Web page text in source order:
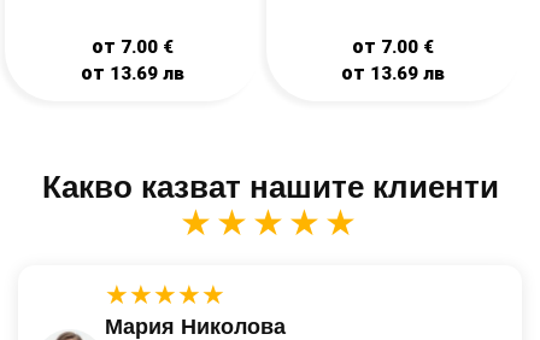
от 7.00 €
от 13.69 лв
от 7.00 €
от 13.69лв
Какво казват нашите клиенти
★★★★★
★★★★★
Мария Николова